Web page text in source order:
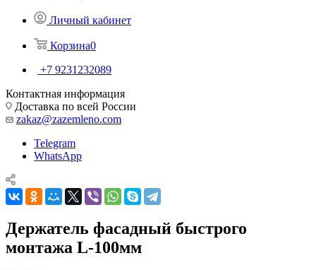
Личный кабинет
Корзина0
+7 9231232089
Контактная информация
Доставка по всей России
zakaz@zazemleno.com
Telegram
WhatsApp
Держатель фасадный быстрого
монтажа L-100мм